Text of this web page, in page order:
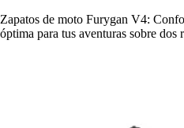
Zapatos de moto Furygan V4:
óptima para tus aventuras sobre dos